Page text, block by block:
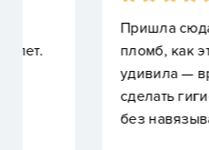
Пришла сюда на
пломб, как это
удивила — врач
сделать гигиену.
без навязывания